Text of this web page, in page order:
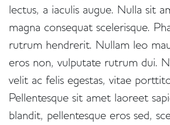
lectus, a iaculis augue. Nulla sit
magna consequat scelerisque.
rutrum hendrerit. Nullam leo
eros non, vulputate rutrum dui.
velit ac felis egestas, vitae
Pellentesque sit amet laoreet
blandit, pellentesque eros sed,